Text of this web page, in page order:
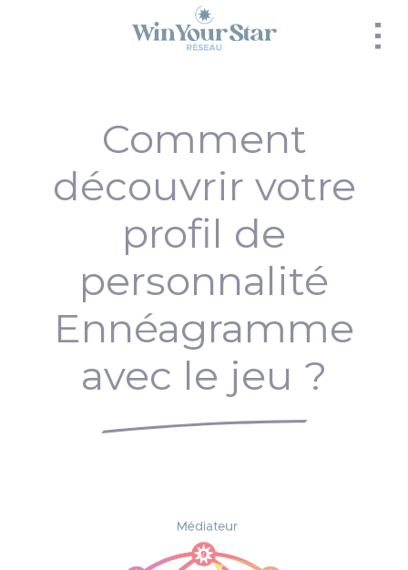
Comment
découvrir votre
profil de
personnalité
Ennéagramme
avec le jeu ?